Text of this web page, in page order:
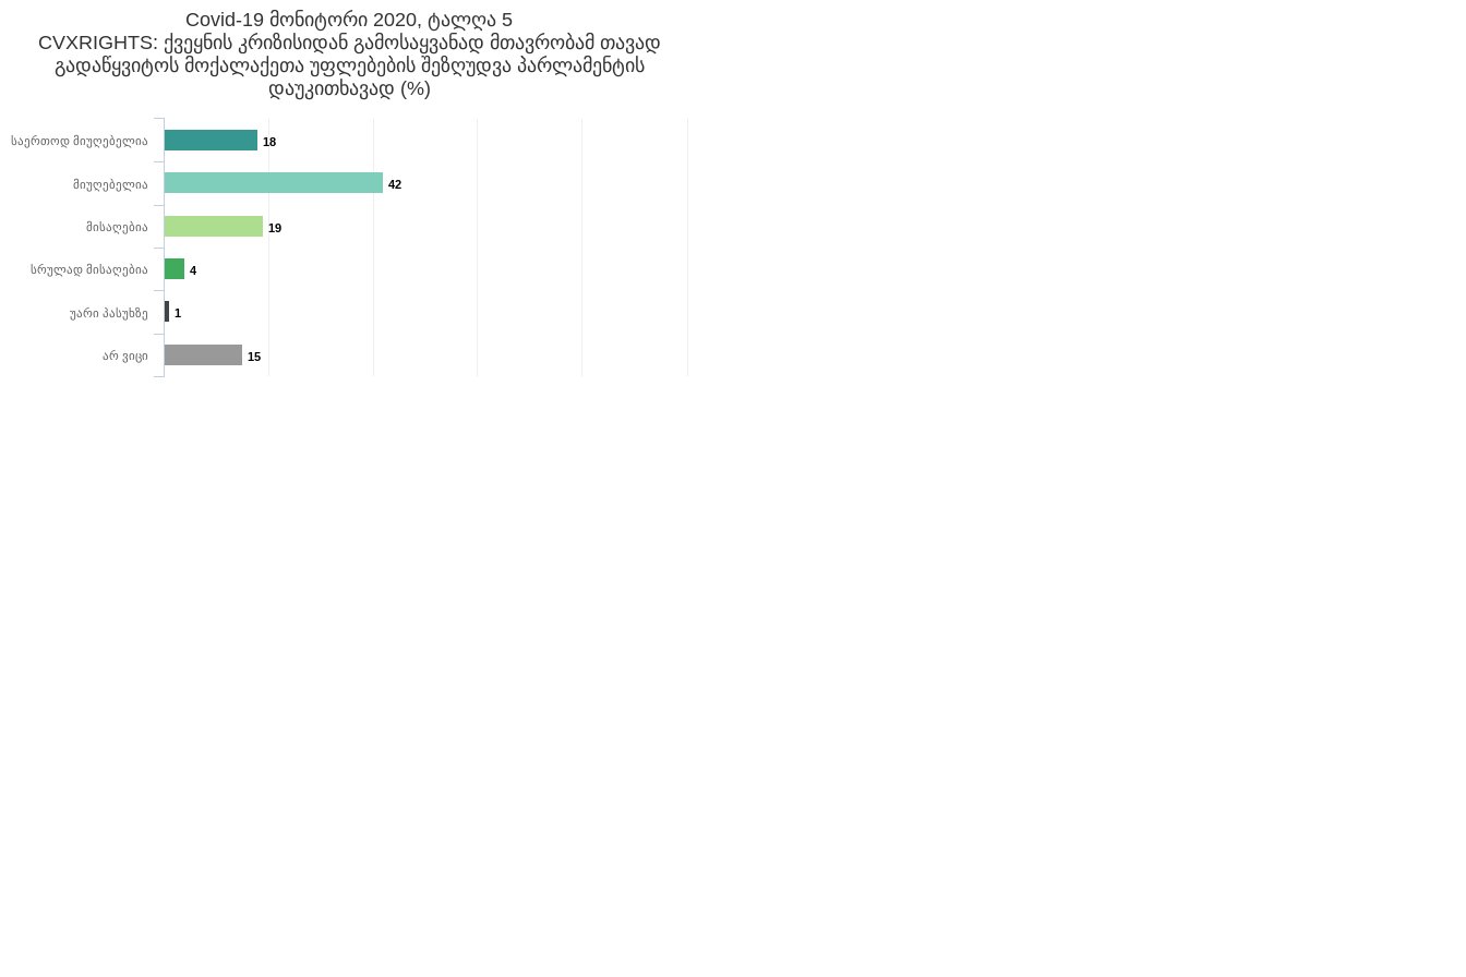
Covid-19 მონიტორი 2020, ტალღა 5
CVXRIGHTS: ქვეყნის კრიზისიდან გამოსაყვანად მთავრობამ თავად
გადაწყვიტოს მოქალაქეთა უფლებების შეზღუდვა პარლამენტის
დაუკითხავად (%)
18
42
19
4
1
15
საერთოდ მიუღებელია
მიუღებელია
მისაღებია
სრულად მისაღებია
უარი პასუხზე
არ ვიცი